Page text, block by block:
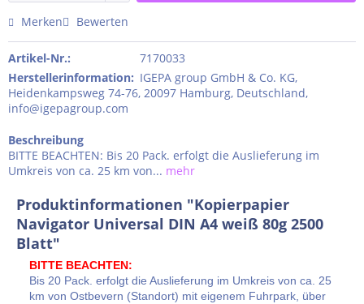
Merken Bewerten
Artikel-Nr.:
7170033
Herstellerinformation: IGEPA group GmbH & Co. KG,
Heidenkampsweg 74-76, 20097 Hamburg, Deutschland,
info@igepagroup.com
Beschreibung
BITTE BEACHTEN: Bis 20 Pack. erfolgt die Auslieferung im
Umkreis von ca. 25 km von... mehr
Produktinformationen "Kopierpapier
Navigator Universal DIN A4 weiß 80g 2500
Blatt"
BITTE BEACHTEN:
Bis 20 Pack. erfolgt die Auslieferung im Umkreis von ca. 25
km von Ostbevern (Standort) mit eigenem Fuhrpark, über